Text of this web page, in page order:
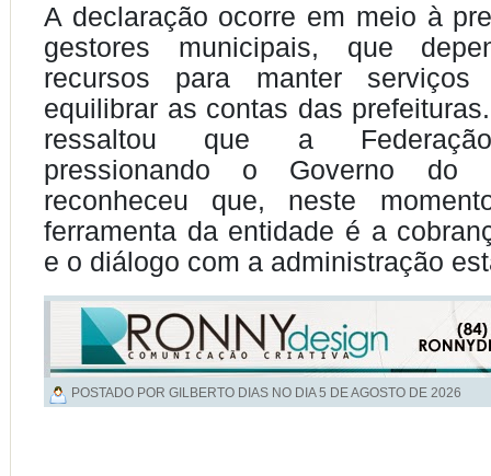
A declaração ocorre em meio à
gestores municipais, que
recursos para manter serviços
equilibrar as contas das
ressaltou que a
pressionando o Governo do
reconheceu que, neste
ferramenta da entidade é a
e o diálogo com a administração
POSTADO POR GILBERTO DIAS NO DIA5 DE AGOSTO DE 2026